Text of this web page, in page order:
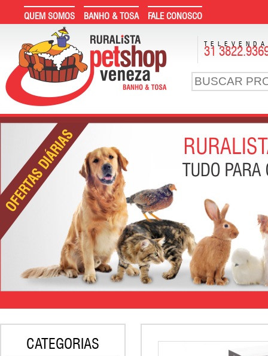
QUEM SOMOS BANHO & TOSA FALE CONOSCO
31
CATEGORIAS